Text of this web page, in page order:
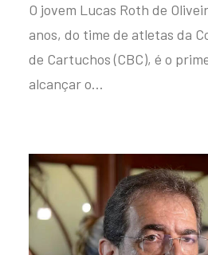
O jovem Lucas Roth de
anos, do time de atletas da
de Cartuchos (CBC), é o
alcançar o…